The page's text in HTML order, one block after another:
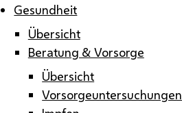
Gesundheit
Übersicht
Beratung & Vorsorge
Übersicht
Vorsorgeuntersuchungen